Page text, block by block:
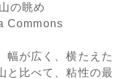
の眺め
Commons
幅が広く、横たえた
と比べて、粘性の最